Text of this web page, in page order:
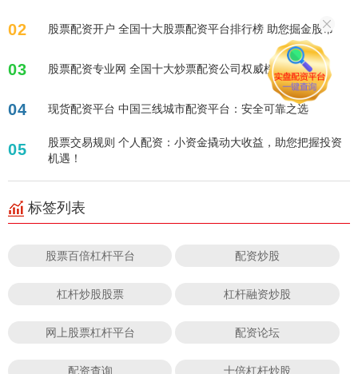
02 股票配资开户 全国十大股票配资平台排行榜 助您掘金股市
03 股票配资专业网 全国十大炒票配资公司权威榜单揭晓
04 现货配资平台 中国三线城市配资平台：安全可靠之选
05
股票交易规则 个人配资：小资金撬动大收益，助您把握投资
机遇！
标签列表
股票百倍杠杆平台 配资炒股
杠杆炒股股票 杠杆融资炒股
网上股票杠杆平台 配资论坛
配资查询 十倍杠杆炒股